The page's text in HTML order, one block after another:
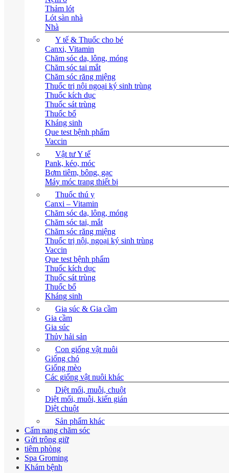
Thảm lót
Lót sàn nhà
Nhà
Y tế & Thuốc cho bé
Canxi, Vitamin
Chăm sóc da, lông, móng
Chăm sóc tai mắt
Chăm sóc răng miệng
Thuốc trị nội ngoại ký sinh trùng
Thuốc kích dục
Thuốc sát trùng
Thuốc bổ
Kháng sinh
Que test bệnh phẩm
Vaccin
Vật tư Y tế
Pank, kéo, móc
Bơm tiêm, bông, gạc
Máy móc trang thiết bị
Thuốc thú y
Canxi – Vitamin
Chăm sóc da, lông, móng
Chăm sóc tai, mắt
Chăm sóc răng miệng
Thuốc trị nội, ngoại ký sinh trùng
Vaccin
Que test bệnh phẩm
Thuốc kích dục
Thuốc sát trùng
Thuốc bổ
Kháng sinh
Gia súc & Gia cầm
Gia cầm
Gia súc
Thủy hải sản
Con giống vật nuôi
Giống chó
Giống mèo
Các giống vật nuôi khác
Diệt mối, muỗi, chuột
Diệt mối, muỗi, kiến gián
Diệt chuột
Sản phẩm khác
Cẩm nang chăm sóc
Gửi trông giữ
tiêm phòng
Spa Groming
Khám bệnh